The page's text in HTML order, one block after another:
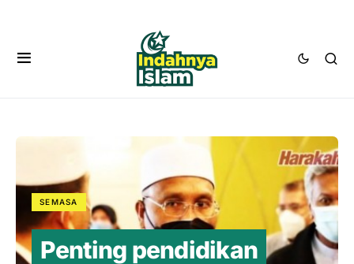
SEMASA
Penting pendidikan